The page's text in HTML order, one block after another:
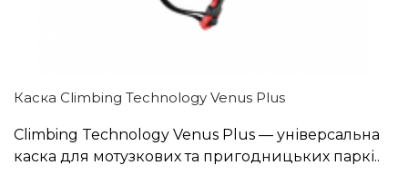
Каска Climbing Technology Venus Plus
Climbing Technology Venus Plus — універсальна
каска для мотузкових та пригодницьких паркі..